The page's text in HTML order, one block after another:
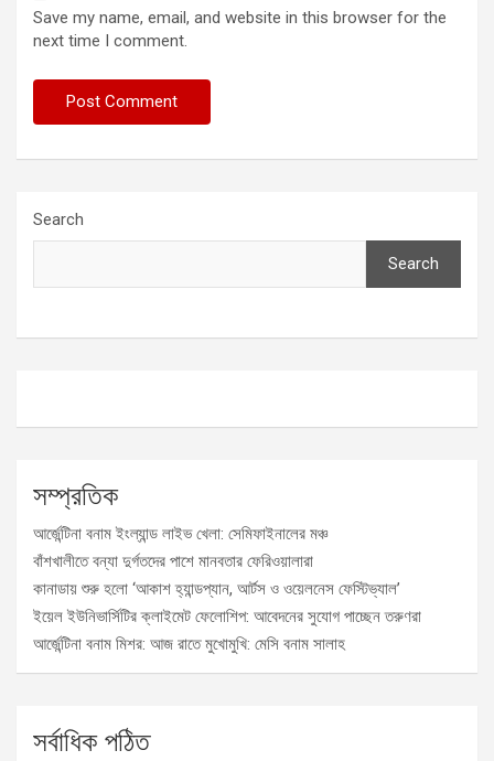
Save my name, email, and website in this browser for the
next time I comment.
Search
Search
সম্প্রতিক
আর্জেন্টিনা বনাম ইংল্যান্ড লাইভ খেলা: সেমিফাইনালের মঞ্চ
বাঁশখালীতে বন্যা দুর্গতদের পাশে মানবতার ফেরিওয়ালারা
কানাডায় শুরু হলো ‘আকাশ হ্যান্ডপ্যান, আর্টস ও ওয়েলনেস ফেস্টিভ্যাল’
ইয়েল ইউনিভার্সিটির ক্লাইমেট ফেলোশিপ: আবেদনের সুযোগ পাচ্ছেন তরুণরা
আর্জেন্টিনা বনাম মিশর: আজ রাতে মুখোমুখি: মেসি বনাম সালাহ
সর্বাধিক পঠিত